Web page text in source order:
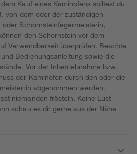
Kauf eines Kaminofens solltest du
von dem oder der zuständigen
Schornsteinfegermeisterin,
den Schornstein vor dem
Verwendbarkeit überprüfen. Beachte
Bedienungsanleitung sowie die
Vor der Inbetriebnahme bzw.
der Kaminofen durch den oder die
abgenommen werden.
niemanden frösteln. Keine Lust
schau es dir gerne aus der Nähe